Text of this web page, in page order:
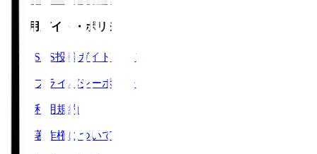
ご利用ガイド・ポリシー
SNS投稿ガイドライン
プライバシーポリシー
利用規約
著作権について